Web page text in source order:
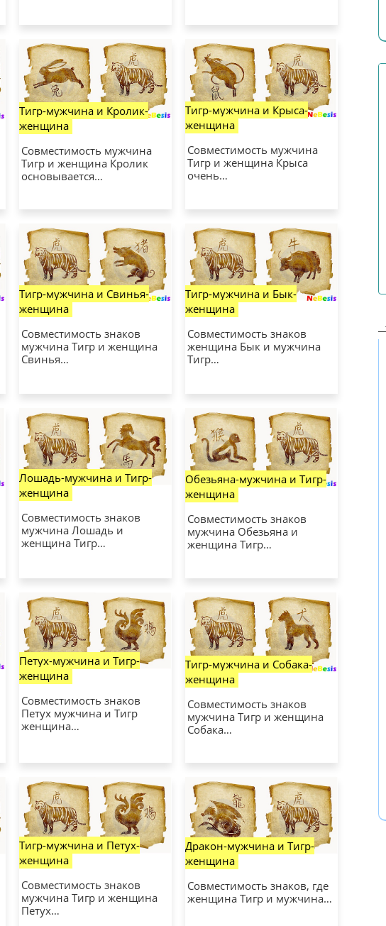
Тигр-мужчина и Кролик-
женщина
Совместимость мужчина
Тигр и женщина Кролик
основывается…
Тигр-мужчина и Крыса-
женщина
Совместимость мужчина
Тигр и женщина Крыса
очень…
Тигр-мужчина и Свинья-
женщина
Совместимость знаков
мужчина Тигр и женщина
Свинья…
Тигр-мужчина и Бык-
женщина
Совместимость знаков
женщина Бык и мужчина
Тигр…
Лошадь-мужчина и Тигр-
женщина
Совместимость знаков
мужчина Лошадь и
женщина Тигр…
Обезьяна-мужчина и Тигр-
женщина
Совместимость знаков
мужчина Обезьяна и
женщина Тигр…
Петух-мужчина и Тигр-
женщина
Совместимость знаков
Петух мужчина и Тигр
женщина…
Тигр-мужчина и Собака-
женщина
Совместимость знаков
мужчина Тигр и женщина
Собака…
Тигр-мужчина и Петух-
женщина
Совместимость знаков
мужчина Тигр и женщина
Петух…
Дракон-мужчина и Тигр-
женщина
Совместимость знаков, где
женщина Тигр и мужчина…